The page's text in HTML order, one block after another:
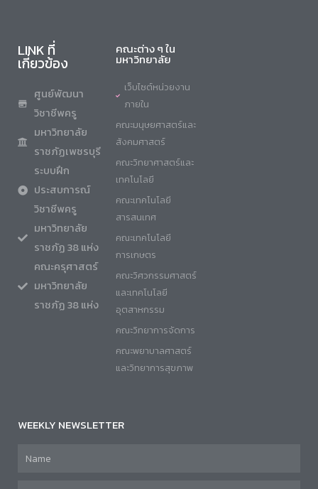
LINK ที่
เกี่ยวข้อง
ศูนย์พัฒนา
วิชาชีพครู
มหาวิทยาลัย
ราชภัฏเพชรบุรี
ระบบฝึก
ประสบการณ์
วิชาชีพครู
มหาวิทยาลัย
ราชภัฏ 38 แห่ง
คณะครุศาสตร์
มหาวิทยาลัย
ราชภัฏ 38 แห่ง
คณะต่าง ๆ ใน
มหาวิทยาลัย
เว็บไซต์หน่วยงาน
ภายใน
คณะมนุษยศาสตร์และ
สังคมศาสตร์
คณะวิทยาศาสตร์และ
เทคโนโลยี
คณะเทคโนโลยี
สารสนเทศ
คณะเทคโนโลยี
การเกษตร
คณะวิศวกรรมศาสตร์
และเทคโนโลยี
อุตสาหกรรม
คณะวิทยาการจัดการ
คณะพยาบาลศาสตร์
และวิทยาการสุขภาพ
WEEKLY NEWSLETTER